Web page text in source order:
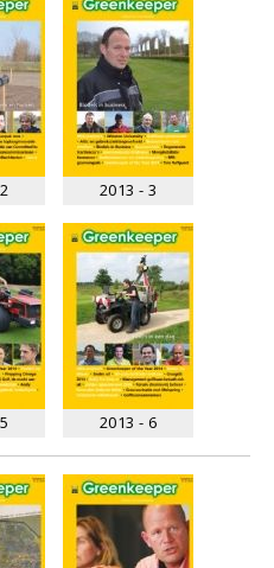
2013 - 3
2013 - 6